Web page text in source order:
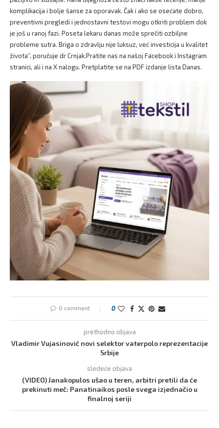
0 comment 0
prethodno objava
Vladimir Vujasinović novi selektor vaterpolo reprezentacije
Srbije
sledeće objava
(VIDEO) Janakopulos ušao u teren, arbitri pretili da će
prekinuti meč: Panatinaikos posle svega izjednačio u
finalnoj seriji